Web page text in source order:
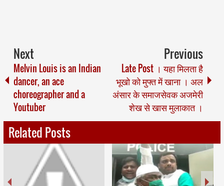
Next
Melvin Louis is an Indian
dancer, an ace
choreographer and a
Youtuber
Previous
Late Post । यहा मिलता है
भूखो को मुफ्त में खाना । अल
अंसार के समाजसेवक अजमेरी
शेख से खास मुलाकात ।
Related Posts